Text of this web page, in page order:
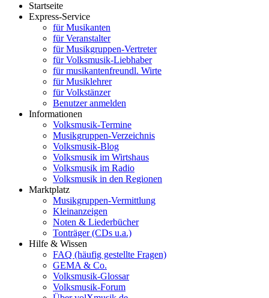
Startseite
Express-Service
für Musikanten
für Veranstalter
für Musikgruppen-Vertreter
für Volksmusik-Liebhaber
für musikantenfreundl. Wirte
für Musiklehrer
für Volkstänzer
Benutzer anmelden
Informationen
Volksmusik-Termine
Musikgruppen-Verzeichnis
Volksmusik-Blog
Volksmusik im Wirtshaus
Volksmusik im Radio
Volksmusik in den Regionen
Marktplatz
Musikgruppen-Vermittlung
Kleinanzeigen
Noten & Liederbücher
Tonträger (CDs u.a.)
Hilfe & Wissen
FAQ (häufig gestellte Fragen)
GEMA & Co.
Volksmusik-Glossar
Volksmusik-Forum